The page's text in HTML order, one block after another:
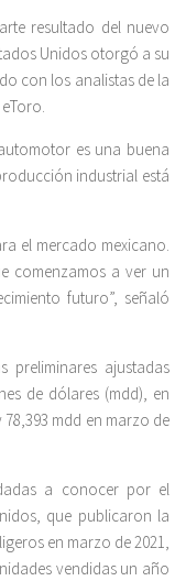
resultado del nuevo
Unidos otorgó a su
con los analistas de la
es una buena
industrial está
el mercado mexicano.
comenzamos a ver un
futuro”, señaló
ajustadas
de dólares (mdd), en
mdd en marzo de
a conocer por el
que publicaron la
en marzo de 2021,
vendidas un año